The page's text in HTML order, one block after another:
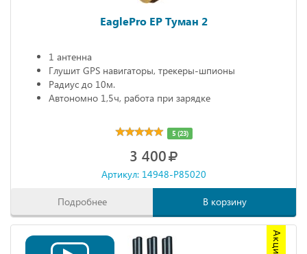
EaglePro EP Туман 2
1 антенна
Глушит GPS навигаторы, трекеры-шпионы
Радиус до 10м.
Автономно 1,5ч, работа при зарядке
5 (23)
3 400
Артикул: 14948-P85020
Подробнее В корзину